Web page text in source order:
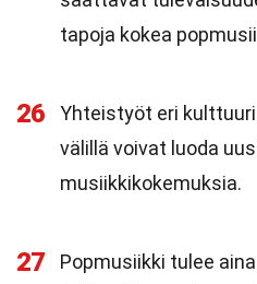
tapoja kokea
26
Yhteistyöt eri
välillä voivat luoda
musiikkikokemuksia.
27
Popmusiikki tulee